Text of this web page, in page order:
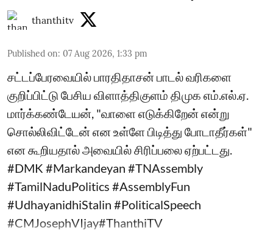
thanthitv
Published on: 07 Aug 2026, 1:33 pm
சட்டப்பேரவையில் பாரதிதாசன் பாடல் வரிகளை
குறிப்பிட்டு பேசிய விளாத்திகுளம் திமுக எம்.எல்.ஏ.
மார்க்கண்டேயன், "வாளை எடுக்கிறேன் என்று
சொல்லிவிட்டேன் என உள்ளே பிடித்து போடாதீர்கள்"
என கூறியதால் அவையில் சிரிப்பலை ஏற்பட்டது.
#DMK #Markandeyan #TNAssembly
#TamilNaduPolitics #AssemblyFun
#UdhayanidhiStalin #PoliticalSpeech
#CMJosephVIjay#ThanthiTV